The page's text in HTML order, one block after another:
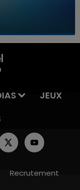
JEUX
Recrutement